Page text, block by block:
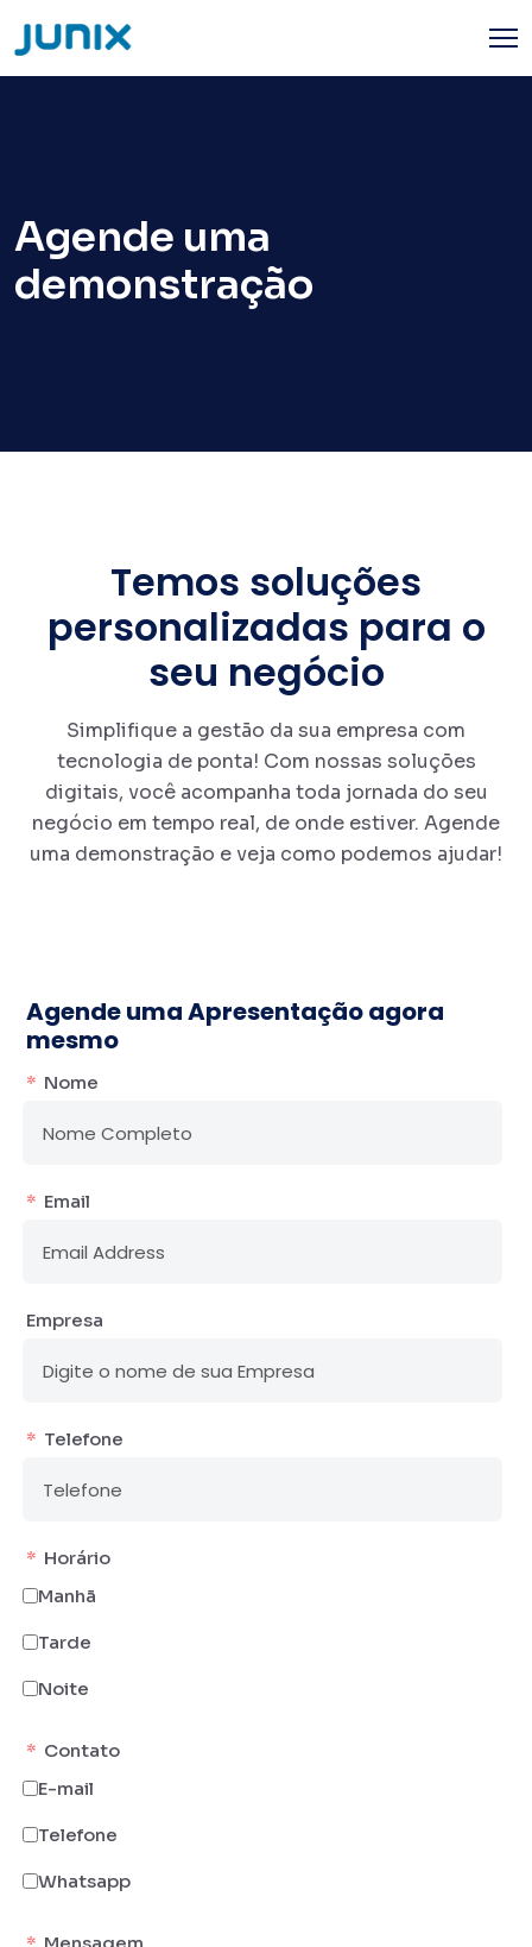
Agende uma
demonstração
Temos soluções
personalizadas para o
seu negócio
Simplifique a gestão da sua empresa com
tecnologia de ponta! Com nossas soluções
digitais, você acompanha toda jornada do seu
negócio em tempo real, de onde estiver. Agende
uma demonstração e veja como podemos ajudar!
Agende uma Apresentação agora
mesmo
Nome
Email
Empresa
Telefone
Horário
Manhã
Tarde
Noite
Contato
E-mail
Telefone
Whatsapp